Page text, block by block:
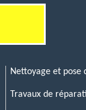
Nettoyage et pose
Travaux de